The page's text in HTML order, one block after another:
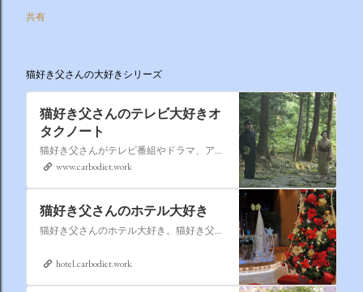
共有
猫好き父さんの大好きシリーズ
猫好き父さんのテレビ大好きオ
タクノート
猫好き父さんがテレビ番組やドラマ、アニメ、特撮ヒーロー,そしてダイエットについて書いたブログです。
www.carbodiet.work
猫好き父さんのホテル大好き
猫好き父さんのホテル大好き。猫好き父さんが宿泊したホテルの情報を徒然なるままに書いていきます。
hotel.carbodiet.work